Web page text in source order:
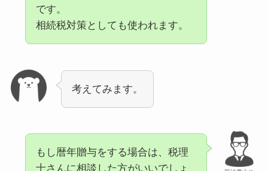
です。
相続税対策としても使われます。
考えてみます。
もし暦年贈与をする場合は、税理
士さんに相談した方がいいでしょ